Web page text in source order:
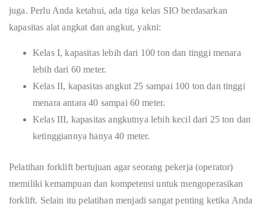
juga. Perlu Anda ketahui, ada tiga kelas SIO berdasarkan
kapasitas alat angkat dan angkut, yakni:
Kelas I, kapasitas lebih dari 100 ton dan tinggi menara
lebih dari 60 meter.
Kelas II, kapasitas angkut 25 sampai 100 ton dan tinggi
menara antara 40 sampai 60 meter.
Kelas III, kapasitas angkutnya lebih kecil dari 25 ton dan
ketinggiannya hanya 40 meter.
Pelatihan forklift bertujuan agar seorang pekerja (operator)
memiliki kemampuan dan kompetensi untuk mengoperasikan
forklift. Selain itu pelatihan menjadi sangat penting ketika Anda